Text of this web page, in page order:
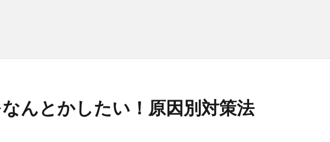
んとかしたい！原因別対策法